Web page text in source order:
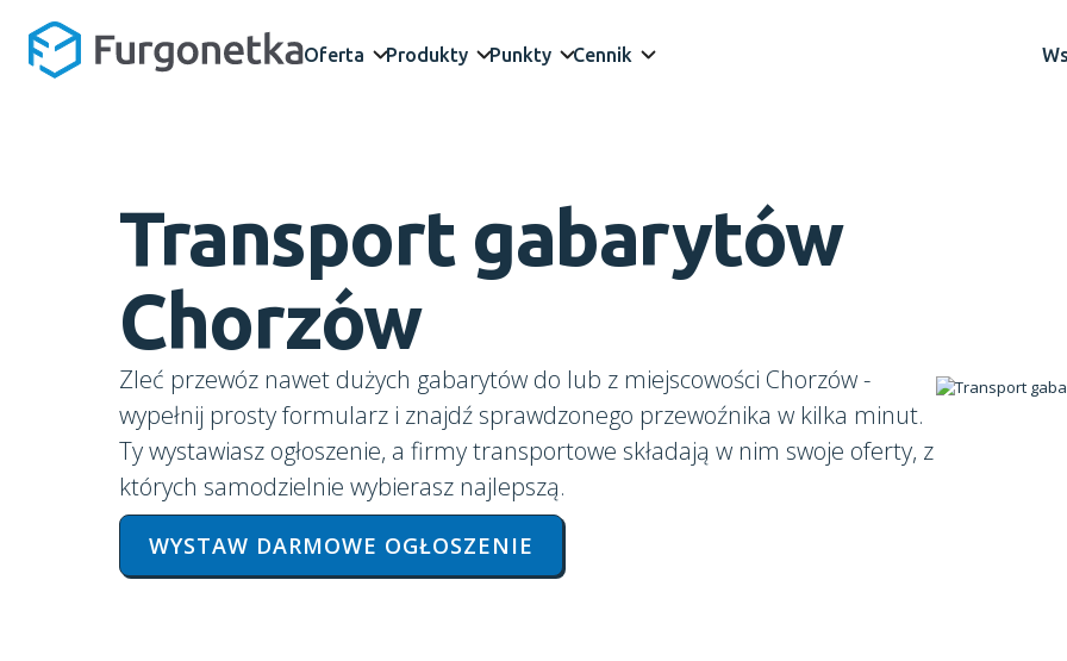
Oferta Produkty Punkty Cennik
Transport gabarytów
Chorzów
Zleć przewóz nawet dużych gabarytów do lub z miejscowości Chorzów -
wypełnij prosty formularz i znajdź sprawdzonego przewoźnika w kilka minut.
Ty wystawiasz ogłoszenie, a firmy transportowe składają w nim swoje oferty, z
których samodzielnie wybierasz najlepszą.
WYSTAW DARMOWE OGŁOSZENIE